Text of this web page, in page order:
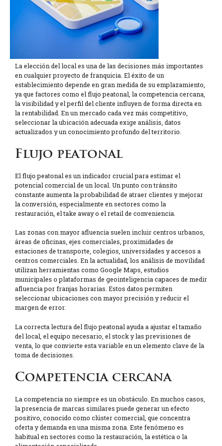
La elección del local es una de las decisiones más importantes
en cualquier proyecto de franquicia. El éxito de un
establecimiento depende en gran medida de su emplazamiento,
ya que factores como el flujo peatonal, la competencia cercana,
la visibilidad y el perfil del cliente influyen de forma directa en
la rentabilidad. En un mercado cada vez más competitivo,
seleccionar la ubicación adecuada exige análisis, datos
actualizados y un conocimiento profundo del territorio.
Flujo peatonal
El flujo peatonal es un indicador crucial para estimar el
potencial comercial de un local. Un punto con tránsito
constante aumenta la probabilidad de atraer clientes y mejorar
la conversión, especialmente en sectores como la
restauración, el take away o el retail de conveniencia.
Las zonas con mayor afluencia suelen incluir centros urbanos,
áreas de oficinas, ejes comerciales, proximidades de
estaciones de transporte, colegios, universidades y accesos a
centros comerciales. En la actualidad, los análisis de movilidad
utilizan herramientas como Google Maps, estudios
municipales o plataformas de geointeligencia capaces de medir
afluencia por franjas horarias. Estos datos permiten
seleccionar ubicaciones con mayor precisión y reducir el
margen de error.
La correcta lectura del flujo peatonal ayuda a ajustar el tamaño
del local, el equipo necesario, el stock y las previsiones de
venta, lo que convierte esta variable en un elemento clave de la
toma de decisiones.
Competencia cercana
La competencia no siempre es un obstáculo. En muchos casos,
la presencia de marcas similares puede generar un efecto
positivo, conocido como clúster comercial, que concentra
oferta y demanda en una misma zona. Este fenómeno es
habitual en sectores como la restauración, la estética o la